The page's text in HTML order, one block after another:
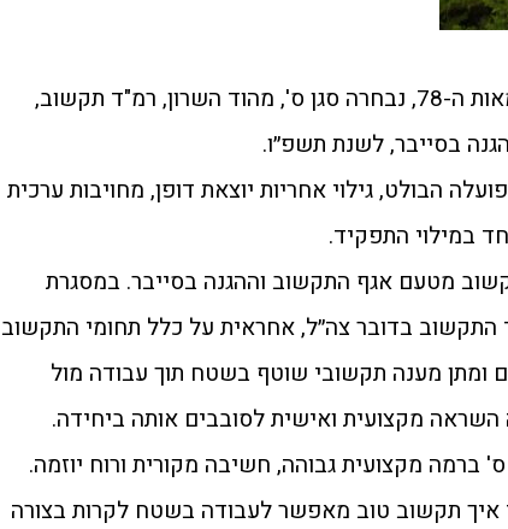
השנה, במסגרת אירועי יום העצמאות ה-78, נבחרה סגן ס', מהוד השרון, רמ"ד תקשוב,
בסייבר, לשנת תשפ״ו.
הבולט, גילוי אחריות יוצאת דופן, מחויבות ערכית
במילוי התפקיד.
תקשוב מטעם אגף התקשוב וההגנה בסייבר. במסגרת
בדובר צה״ל, אחראית על כלל תחומי התקשוב
ניהול צוות של 13 חיילים ומתן מענה תקשובי שוטף בשטח תוך עבודה מול
השראה מקצועית ואישית לסובבים אותה ביחידה.
ברמה מקצועית גבוהה, חשיבה מקורית ורוח יוזמה.
איך תקשוב טוב מאפשר לעבודה בשטח לקרות בצורה